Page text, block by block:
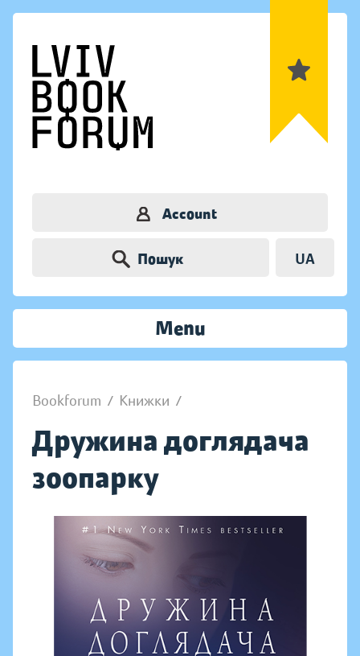
Account
Пошук UA
Menu
Bookforum / Книжки /
Дружина доглядача
зоопарку